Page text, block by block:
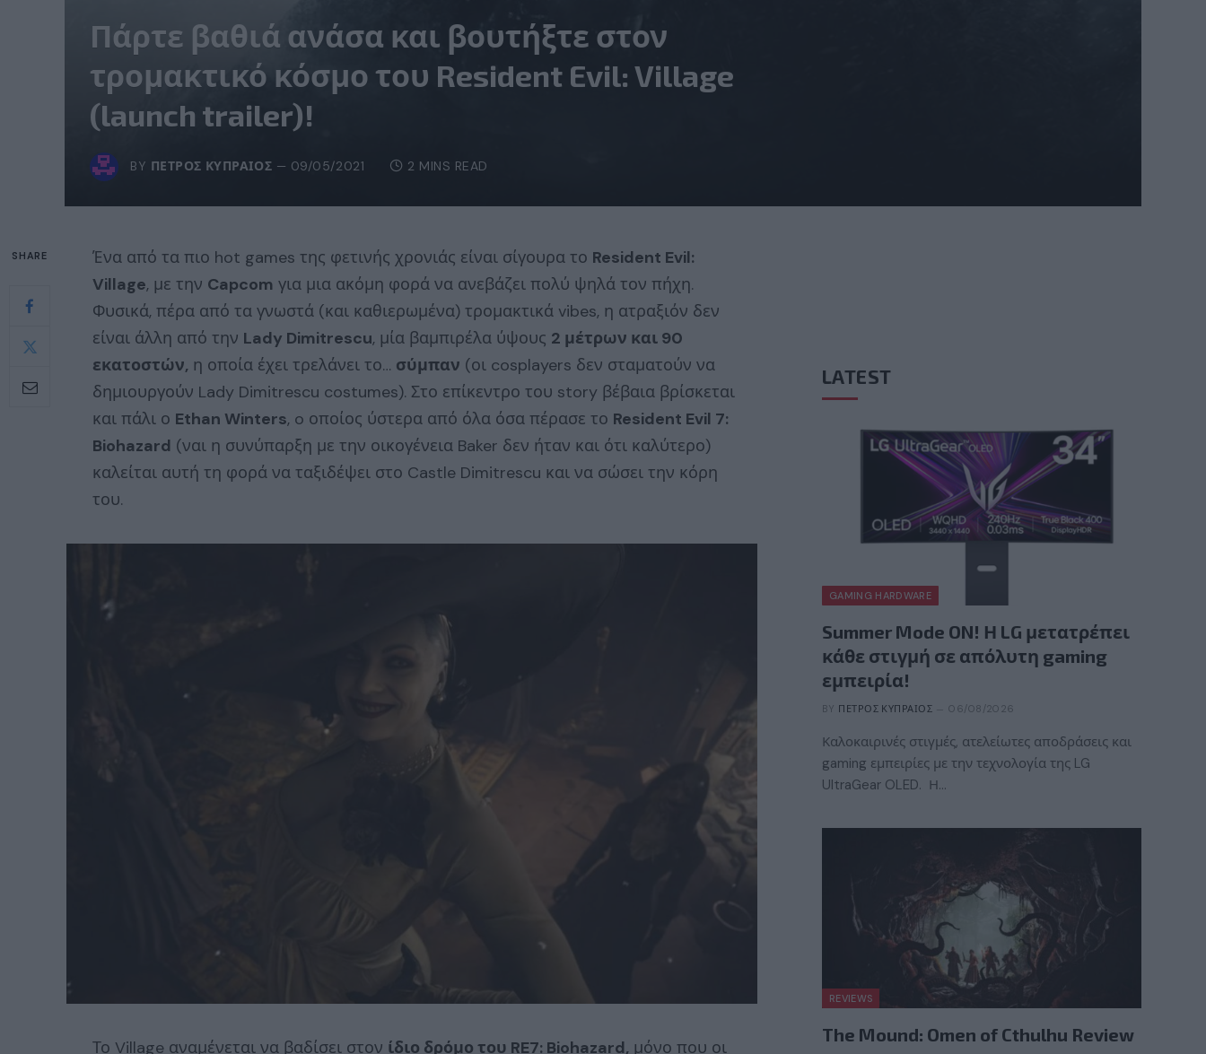
Πάρτε βαθιά ανάσα και βουτήξτε στον
τρομακτικό κόσμο του Resident Evil: Village
(launch trailer)!
BY ΠΈΤΡΟΣ ΚΥΠΡΑΊΟΣ 09/05/2021 2 MINS READ
SHARE Ένα από τα πιο hot games της φετινής χρονιάς είναι σίγουρα το Resident Evil:
Village, με την Capcom για μια ακόμη φορά να ανεβάζει πολύ ψηλά τον πήχη.
Φυσικά, πέρα από τα γνωστά (και καθιερωμένα) τρομακτικά vibes, η ατραξιόν δεν
είναι άλλη από την Lady Dimitrescu, μία βαμπιρέλα ύψους 2 μέτρων και 90
εκατοστών, η οποία έχει τρελάνει το… σύμπαν (οι cosplayers δεν σταματούν να
δημιουργούν Lady Dimitrescu costumes). Στο επίκεντρο του story βέβαια βρίσκεται
και πάλι ο Ethan Winters, o οποίος ύστερα από όλα όσα πέρασε το Resident Evil 7:
Biohazard (ναι η συνύπαρξη με την οικογένεια Baker δεν ήταν και ότι καλύτερο)
καλείται αυτή τη φορά να ταξιδέψει στο Castle Dimitrescu και να σώσει την κόρη
του.
Το Village αναμένεται να βαδίσει στον ίδιο δρόμο του RE7: Biohazard, μόνο που οι
LATEST
GAMING HARDWARE
Summer Mode ON! Η LG μετατρέπει
κάθε στιγμή σε απόλυτη gaming
εμπειρία!
BY ΠΈΤΡΟΣ ΚΥΠΡΑΊΟΣ 06/08/2026
Καλοκαιρινές στιγμές, ατελείωτες αποδράσεις και
gaming εμπειρίες με την τεχνολογία της LG
UltraGear OLED. Η…
REVIEWS
The Mound: Omen of Cthulhu Review